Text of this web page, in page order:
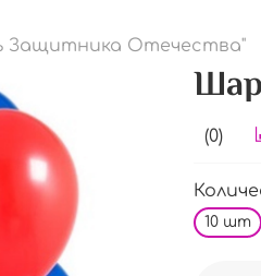
Защитника Отечества"
(0)
10 шт